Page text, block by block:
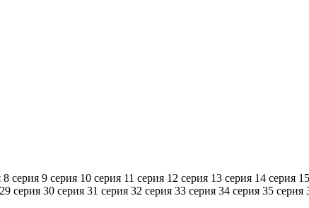
8 серия 9 серия 10 серия 11 серия 12 серия 13 серия 14 серия
29 серия 30 серия 31 серия 32 серия 33 серия 34 серия 35 серия